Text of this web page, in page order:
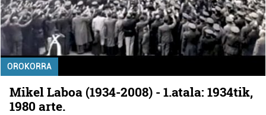
OROKORRA
Mikel Laboa (1934-2008) - 1.atala: 1934tik,
1980 arte.